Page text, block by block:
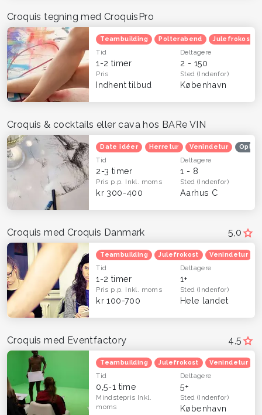
Croquis tegning med CroquisPro
Teambuilding Polterabend Julefrokost
Tid
1-2 timer
Deltagere
2 - 150
Pris
Indhent tilbud
Sted(Indenfor)
København
Croquis & cocktails eller cava hos BARe VIN
Date idéer Herretur Venindetur
Tid
2-3 timer
Deltagere
1 - 8
Pris p.p. Inkl. moms
kr 300-400
Sted(Indenfor)
Aarhus C
5,0
Croquis med Croquis Danmark
Teambuilding Julefrokost Venindetur
Tid
1-2 timer
Deltagere
1+
Pris p.p. Inkl. moms
kr 100-700
Sted(Indenfor)
Hele landet
4,5
Croquis med Eventfactory
Teambuilding Julefrokost Venindetur
Tid
0,5-1 time
Deltagere
5+
Mindstepris Inkl.
moms
Sted(Indenfor)
København